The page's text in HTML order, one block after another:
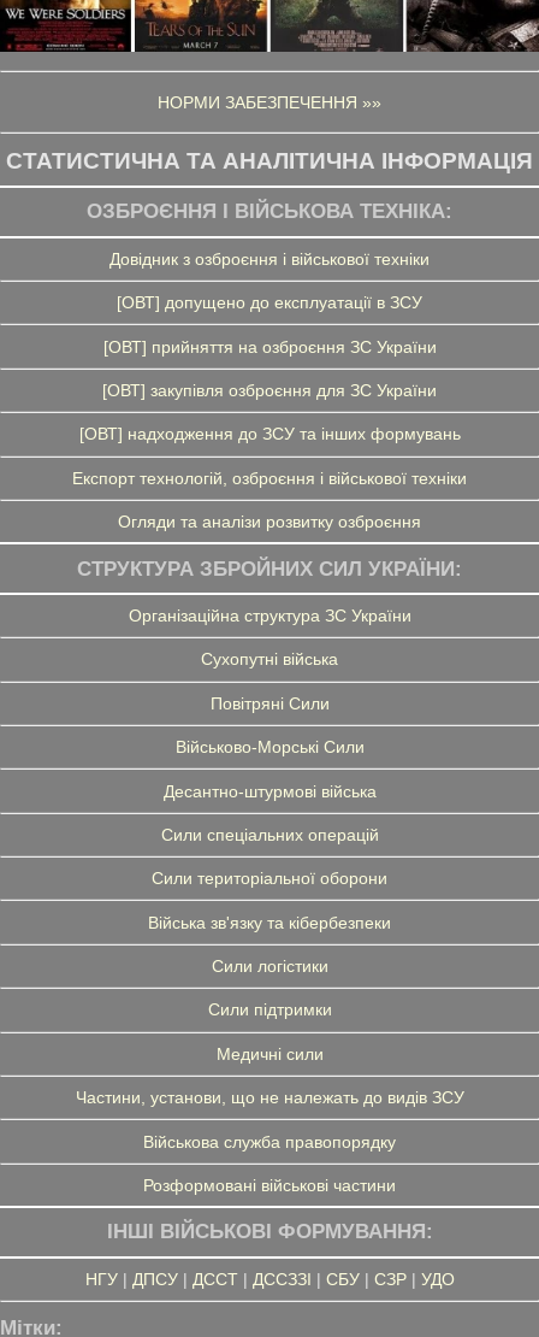
НОРМИ ЗАБЕЗПЕЧЕННЯ »»
СТАТИСТИЧНА ТА АНАЛІТИЧНА ІНФОРМАЦІЯ
ОЗБРОЄННЯ І ВІЙСЬКОВА ТЕХНІКА:
Довідник з озброєння і військової техніки
[ОВТ] допущено до експлуатації в ЗСУ
[ОВТ] прийняття на озброєння ЗС України
[ОВТ] закупівля озброєння для ЗС України
[ОВТ] надходження до ЗСУ та інших формувань
Експорт технологій, озброєння і військової техніки
Огляди та аналізи розвитку озброєння
СТРУКТУРА ЗБРОЙНИХ СИЛ УКРАЇНИ:
Організаційна структура ЗС України
Сухопутні війська
Повітряні Сили
Військово-Морські Сили
Десантно-штурмові війська
Сили спеціальних операцій
Сили територіальної оборони
Війська зв'язку та кібербезпеки
Сили логістики
Сили підтримки
Медичні сили
Частини, установи, що не належать до видів ЗСУ
Військова служба правопорядку
Розформовані військові частини
ІНШІ ВІЙСЬКОВІ ФОРМУВАННЯ:
НГУ| ДПСУ| ДССТ| ДССЗЗІ | СБУ| СЗР| УДО
Мітки: